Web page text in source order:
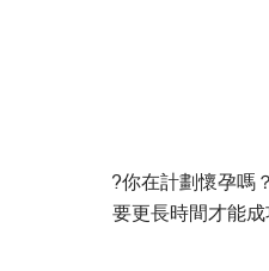
?你在計劃懷孕嗎
要更長時間才能